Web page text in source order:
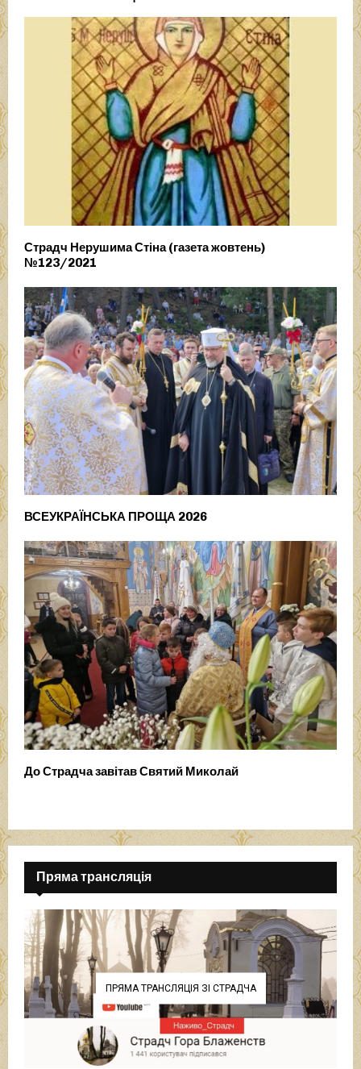
Страдч Нерушима Стіна (газета жовтень)
№123/2021
ВСЕУКРАЇНСЬКА ПРОЩА 2026
До Страдча завітав Святий Миколай
Пряма трансляція
ПРЯМА ТРАНСЛЯЦІЯ ЗІ СТРАДЧА